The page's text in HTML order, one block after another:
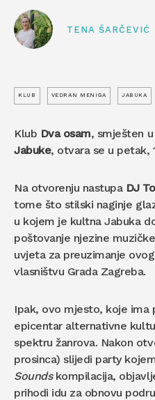
TENA ŠARČEVIĆ
KLUB VEDRAN MENIGA JABUKA
Klub Dva osam, smješten
Jabuke, otvara se u petak,
Na otvorenju nastupa DJ
tome što stilski naginje
u kojem je kultna Jabuka
poštovanje njezine
uvjeta za preuzimanje
vlasništvu Grada Zagreba.
Ipak, ovo mjesto, koje ima
epicentar alternativne
spektru žanrova. Nakon
prosinca) slijedi party
Soundskompilacija,
prihodi idu za obnovu